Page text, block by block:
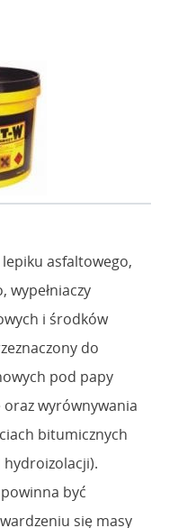
asfaltowego,
wypełniaczy
i środków
do
pod papy
wyrównywania
bitumicznych
hydroizolacji).
być
się masy